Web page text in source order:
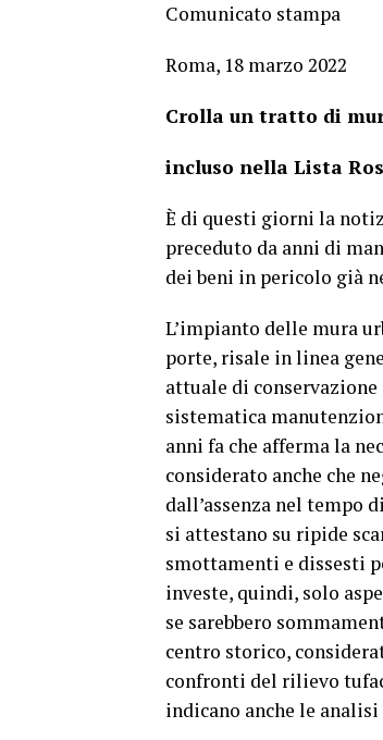
Comunicato stampa
Roma, 18 marzo 2022
Crolla un tratto di
incluso nella Lista
È di questi giorni la
preceduto da anni di
dei beni in pericolo già
L’impianto delle mura
porte, risale in linea
attuale di conservazione
sistematica
anni fa che afferma la
considerato anche che
dall’assenza nel tempo
si attestano su ripide
smottamenti e dissesti
investe, quindi, solo
se sarebbero
centro storico,
confronti del rilievo
indicano anche le